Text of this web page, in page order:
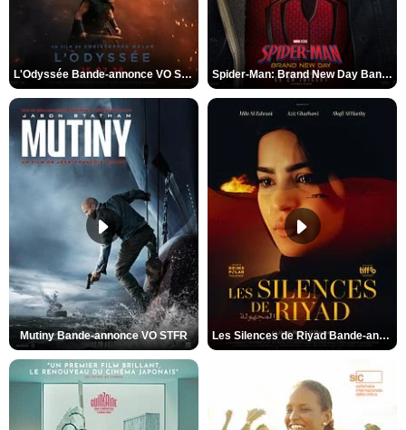
L'Odyssée Bande-annonce VO STFR Spider-Man: Brand New Day Bande-annonce VO STFR
Mutiny Bande-annonce VO STFR Les Silences de Riyad Bande-annonce VO STFR